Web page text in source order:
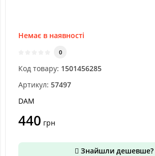
Немає в наявності
0
Код товару: 1501456285
Артикул: 57497
DAM
440 грн
Знайшли дешевше?